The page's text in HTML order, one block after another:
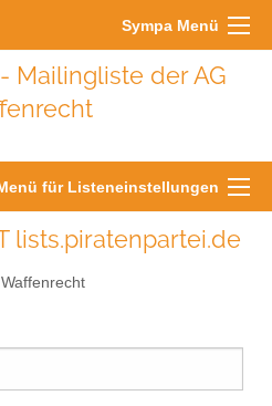
Sympa Menü
Mailingliste der AG
für Listeneinstellungen
lists.piratenpartei.de